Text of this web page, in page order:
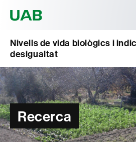
Nivells de vida biològics i
desigualtat
Recerca